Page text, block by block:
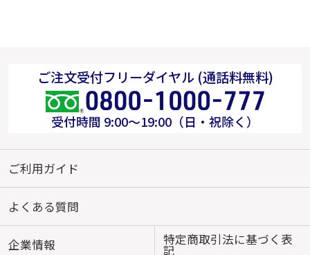
ご注文受付フリーダイヤル (通話料無料)
受付時間 9:00～19:00（日・祝除く）
ご利用ガイド
よくある質問
企業情報 特定商取引法に基づく表
記